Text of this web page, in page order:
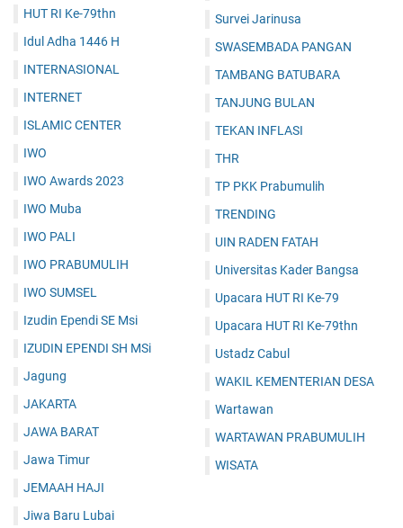
HUT RI Ke-79thn
Idul Adha 1446 H
INTERNASIONAL
INTERNET
ISLAMIC CENTER
IWO
IWO Awards 2023
IWO Muba
IWO PALI
IWO PRABUMULIH
IWO SUMSEL
Izudin Ependi SE Msi
IZUDIN EPENDI SH MSi
Jagung
JAKARTA
JAWA BARAT
Jawa Timur
JEMAAH HAJI
Jiwa Baru Lubai
Survei Jarinusa
SWASEMBADA PANGAN
TAMBANG BATUBARA
TANJUNG BULAN
TEKAN INFLASI
THR
TP PKK Prabumulih
TRENDING
UIN RADEN FATAH
Universitas Kader Bangsa
Upacara HUT RI Ke-79
Upacara HUT RI Ke-79thn
Ustadz Cabul
WAKIL KEMENTERIAN DESA
Wartawan
WARTAWAN PRABUMULIH
WISATA